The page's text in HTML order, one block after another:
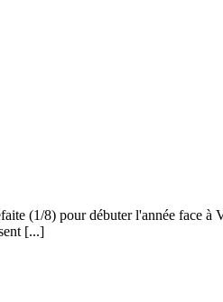
(1/8) pour débuter l'année face à
[...]